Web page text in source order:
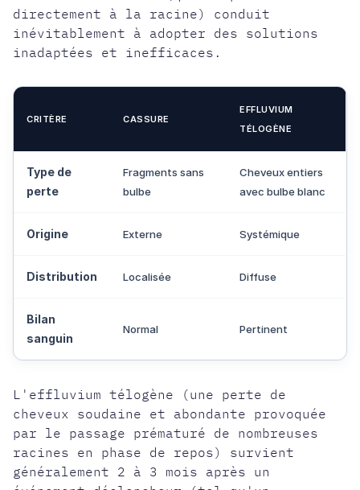
directement à la racine) conduit
inévitablement à adopter des solutions
inadaptées et inefficaces.
CRITÈRE CASSURE
EFFLUVIUM
TÉLOGÈNE
Type de
perte
Fragments sans
bulbe
Cheveux entiers
avec bulbe blanc
Origine Externe Systémique
Distribution Localisée Diffuse
Bilan
sanguin
Normal Pertinent
L'effluvium télogène (une perte de
cheveux soudaine et abondante provoquée
par le passage prématuré de nombreuses
racines en phase de repos) survient
généralement 2 à 3 mois après un